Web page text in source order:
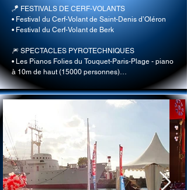
🪁 FESTIVALS DE CERF-VOLANTS
• Festival du Cerf-Volant de Saint-Denis d’Oléron
• Festival du Cerf-Volant de Berk
🎆 SPECTACLES PYROTECHNIQUES
​• Les Pianos Folies du Touquet-Paris-Plage - piano
à 10m de haut (15000 personnes)
​• Site en scène La Palmyre (60000 personnes)
🏛 INSTITUTIONNELS ET SERVICES PUBLICS
La Rochelle, Bordeaux, Rochefort, Perros-Guirrec,
Paris,
Ambassade de Londres, Ambassade de Bruxelles,
Unesco Semaine du Son,
Université de Rouen, Université de Londres, La
Flotte-en-ré, Rivedoux-plage,
Royan, Saint-Palais-sur-mer, Jumièges, Loches,